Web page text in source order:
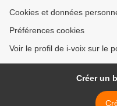
Cookies et données
Préférences cookies
Voir le profil de i-voix sur le
Créer un